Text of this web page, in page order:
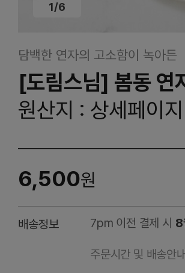
1/6
담백한 연자의 고소함이 녹아든
[도림스님] 봄동
원산지 : 상세페이
6,500원
배송정보 7pm 이전 결제 시 8
주문시간 및 배송안